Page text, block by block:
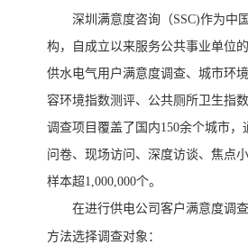
深圳满意度咨询（SSC)作为中
构，自成立以来服务公共事业单位的
供水电气用户满意度调查、城市环
容环境指数测评、公共厕所卫生指
调查项目覆盖了国内150余个城市
问卷、现场访问、深度访谈、焦点
样本超1,000,000个。
在进行供电公司客户满意度调
方法选择调查对象：